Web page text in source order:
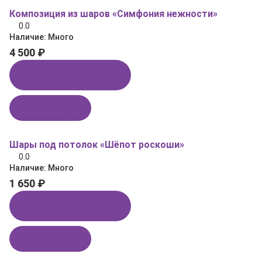
Композиция из шаров «Симфония нежности»
0.0
Наличие: Много
4 500 ₽
Шары под потолок «Шёпот роскоши»
0.0
Наличие: Много
1 650 ₽